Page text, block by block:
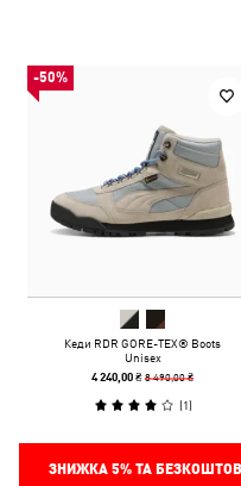
-50%
Кеди RDR GORE-TEX® Boots
Unisex
4 240,00 ₴8 490,00 ₴
(1)
ЗНИЖКА 5%ТА